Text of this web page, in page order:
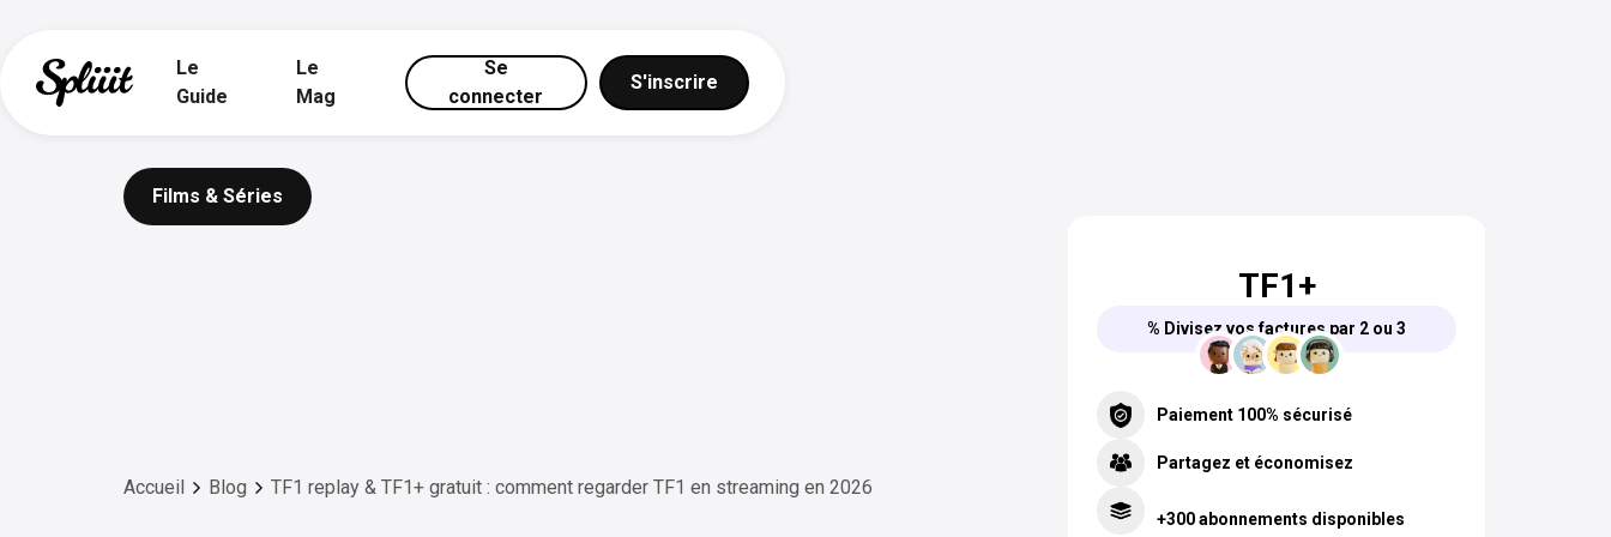
Le
Guide
Le
Mag
Se
connecter
S'inscrire
Films & Séries
Accueil Blog TF1 replay & TF1+ gratuit : comment regarder TF1 en streaming en 2026
TF1+
% Divisez vos factures par 2 ou 3
Paiement 100% sécurisé
Partagez et économisez
+300 abonnements disponibles